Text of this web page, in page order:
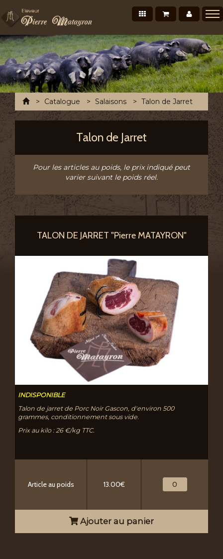
Mon
Mon panier
Nos produits
Présentation
Points de vente Professionnels
Recettes et conseils
Photos/Vidéos
Salons et évènements
Chronofresh France
Contact
A découvrir
AccueilCatalogue Salaisons Talon de Jarret
Talon de Jarret
Pour les articles au poids, le prix indiqué peut
varier suivant le poids réel.
TALON DE JARRET "Pierre MATAYRON"
INDISPONIBLE
Talon de jarret de Porc Noir Gascon, d'environ 500
grammes, conditionnement sous vide.
Prix au kilo : 26 €/kg TTC.
Article au poids 13.00€
Ajouter au panier